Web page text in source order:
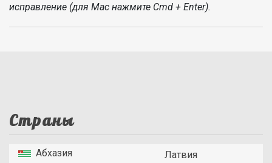
исправление (для Mac нажмите Cmd + Enter).
Страны
Абхазия
Латвия